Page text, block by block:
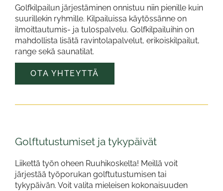
Golfkilpailun järjestäminen onnistuu niin pienille kuin
suurillekin ryhmille. Kilpailuissa käytössänne on
ilmoittautumis- ja tulospalvelu. Golfkilpailuihin on
mahdollista lisätä ravintolapalvelut, erikoiskilpailut,
range sekä saunatilat.
OTA YHTEYTTÄ
Golftutustumiset ja tykypäivät
Liikettä työn oheen Ruuhikoskelta! Meillä voit
järjestää työporukan golftutustumisen tai
tykypäivän. Voit valita mieleisen kokonaisuuden